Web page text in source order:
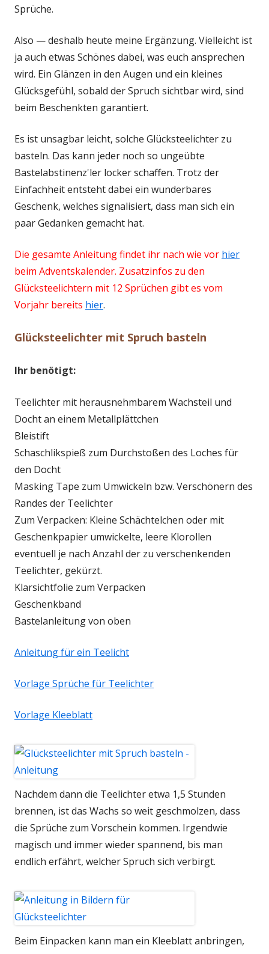
Sprüche.
Also — deshalb heute meine Ergänzung. Vielleicht ist
ja auch etwas Schönes dabei, was euch ansprechen
wird. Ein Glänzen in den Augen und ein kleines
Glücksgefühl, sobald der Spruch sichtbar wird, sind
beim Beschenkten garantiert.
Es ist unsagbar leicht, solche Glücksteelichter zu
basteln. Das kann jeder noch so ungeübte
Bastelabstinenz'ler locker schaffen. Trotz der
Einfachheit entsteht dabei ein wunderbares
Geschenk, welches signalisiert, dass man sich ein
paar Gedanken gemacht hat.
Die gesamte Anleitung findet ihr nach wie vor hier
beim Adventskalender. Zusatzinfos zu den
Glücksteelichtern mit 12 Sprüchen gibt es vom
Vorjahr bereits hier.
Glücksteelichter mit Spruch basteln
Ihr benötigt:
Teelichter mit herausnehmbarem Wachsteil und
Docht an einem Metallplättchen
Bleistift
Schaschlikspieß zum Durchstoßen des Loches für
den Docht
Masking Tape zum Umwickeln bzw. Verschönern des
Randes der Teelichter
Zum Verpacken: Kleine Schächtelchen oder mit
Geschenkpapier umwickelte, leere Klorollen
eventuell je nach Anzahl der zu verschenkenden
Teelichter, gekürzt.
Klarsichtfolie zum Verpacken
Geschenkband
Bastelanleitung von oben
Anleitung für ein Teelicht
Vorlage Sprüche für Teelichter
Vorlage Kleeblatt
Nachdem dann die Teelichter etwa 1,5 Stunden
brennen, ist das Wachs so weit geschmolzen, dass
die Sprüche zum Vorschein kommen. Irgendwie
magisch und immer wieder spannend, bis man
endlich erfährt, welcher Spruch sich verbirgt.
Beim Einpacken kann man ein Kleeblatt anbringen,